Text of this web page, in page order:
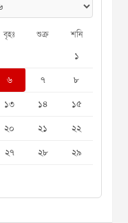
বৃহঃ শুক্র শনি
১
৬ ৭
৮
১৩ ১৪
১৫
২০ ২১
২২
২৭ ২৮
২৯